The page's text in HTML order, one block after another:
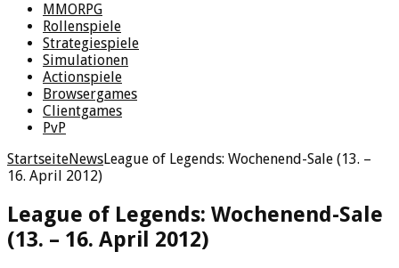
MMORPG
Rollenspiele
Strategiespiele
Simulationen
Actionspiele
Browsergames
Clientgames
PvP
StartseiteNewsLeague of Legends: Wochenend-Sale (13. –
16. April 2012)
League of Legends: Wochenend-Sale
(13. – 16. April 2012)